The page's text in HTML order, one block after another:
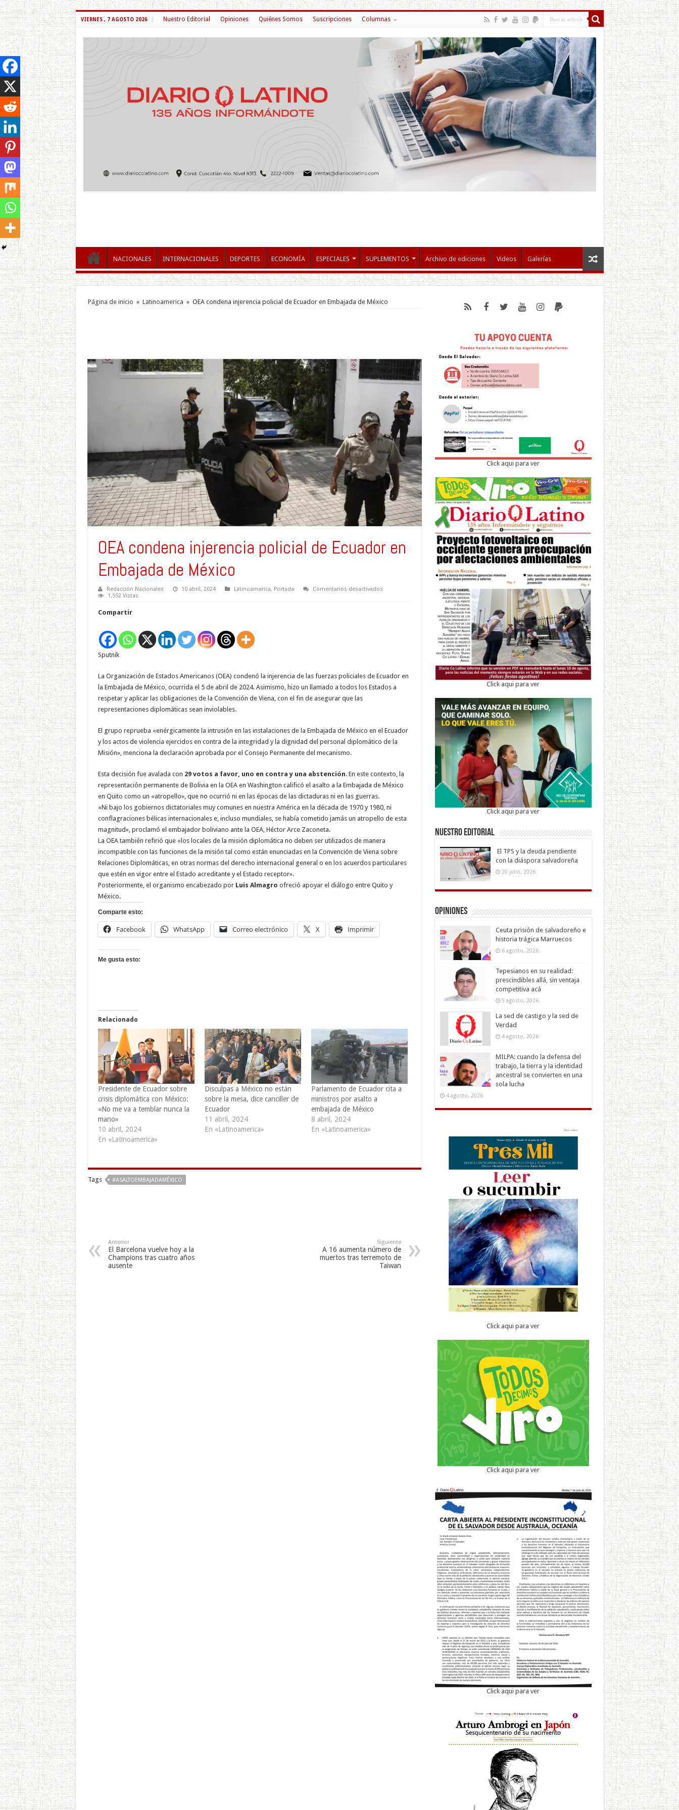
VIERNES , 7 AGOSTO 2026 Nuestro Editorial Opiniones Quiénes Somos Suscripciones Columnas
NACIONALES INTERNACIONALES DEPORTES ECONOMÍA ESPECIALES SUPLEMENTOS Archivo de ediciones Videos Galerías
Página de inicio » Latinoamerica » OEA condena injerencia policial de Ecuador en Embajada de México
OEA condena injerencia policial de Ecuador en
Embajada de México
Redacción Nacionales 10 abril, 2024 Latinoamerica, Portada Comentarios desactivadosen
1,552 Vistas
Compartir
Sputnik
La Organización de Estados Americanos (OEA) condenó la injerencia de las fuerzas policiales de Ecuador en
la Embajada de México, ocurrida el 5 de abril de 2024. Asimismo, hizo un llamado a todos los Estados a
respetar y aplicar las obligaciones de la Convención de Viena, con el fin de asegurar que las
representaciones diplomáticas sean inviolables.
El grupo reprueba «enérgicamente la intrusión en las instalaciones de la Embajada de México en el Ecuador
y los actos de violencia ejercidos en contra de la integridad y la dignidad del personal diplomático de la
Misión», menciona la declaración aprobada por el Consejo Permanente del mecanismo.
Esta decisión fue avalada con 29 votos a favor, uno en contra y una abstención. En este contexto, la
representación permanente de Bolivia en la OEA en Washington calificó el asalto a la Embajada de México
en Quito como un «atropello», que no ocurrió ni en las épocas de las dictaduras ni en las guerras.
«Ni bajo los gobiernos dictatoriales muy comunes en nuestra América en la década de 1970 y 1980, ni
conflagraciones bélicas internacionales e, incluso mundiales, se había cometido jamás un atropello de esta
magnitud», proclamó el embajador boliviano ante la OEA, Héctor Arce Zaconeta.
La OEA también refirió que «los locales de la misión diplomática no deben ser utilizados de manera
incompatible con las funciones de la misión tal como están enunciadas en la Convención de Viena sobre
Relaciones Diplomáticas, en otras normas del derecho internacional general o en los acuerdos particulares
que estén en vigor entre el Estado acreditante y el Estado receptor».
Posteriormente, el organismo encabezado por Luis Almagro ofreció apoyar el diálogo entre Quito y
México.
Comparte esto:
Facebook WhatsApp Correo electrónico X Imprimir
Me gusta esto:
Relacionado
Presidente de Ecuador sobre
crisis diplomática con México:
«No me va a temblar nunca la
mano»
10 abril, 2024
En «Latinoamerica»
Disculpas a México no están
sobre la mesa, dice canciller de
Ecuador
11 abril, 2024
En «Latinoamerica»
Parlamento de Ecuador cita a
ministros por asalto a
embajada de México
8 abril, 2024
En «Latinoamerica»
Tags #ASALTOEMBAJADAMÉXICO
Anterior
El Barcelona vuelve hoy a la
Champions tras cuatro años
ausente
Siguiente
A 16 aumenta número de
muertos tras terremoto de
Taiwan
Click aqui para ver
Click aqui para ver
Click aqui para ver
Nuestro Editorial
El TPS y la deuda pendiente
con la diáspora salvadoreña
20 julio, 2026
Opiniones
Ceuta prisión de salvadoreño e
historia trágica Marruecos
6 agosto, 2026
Tepesianos en su realidad:
prescindibles allá, sin ventaja
competitiva acá
5 agosto, 2026
La sed de castigo y la sed de
Verdad
4 agosto, 2026
MILPA: cuando la defensa del
trabajo, la tierra y la identidad
ancestral se convierten en una
sola lucha
4 agosto, 2026
Click aqui para ver
Click aqui para ver
Click aqui para ver